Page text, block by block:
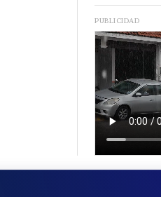
PUBLICIDAD